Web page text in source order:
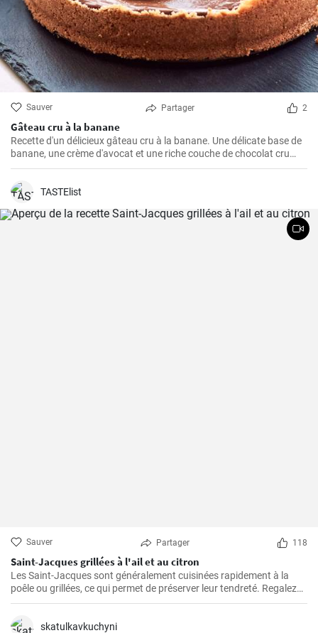
Sauver Partager 2
Gâteau cru à la banane
Recette d'un délicieux gâteau cru à la banane. Une délicate base de
banane, une crème d'avocat et une riche couche de chocolat cru
créent une parfaite harmonie de saveurs.
TASTElist
Sauver Partager 118
Saint-Jacques grillées à l'ail et au citron
Les Saint-Jacques sont généralement cuisinées rapidement à la
poêle ou grillées, ce qui permet de préserver leur tendreté. Regalez
vous avec cette delicieuse recette
skatulkavkuchyni